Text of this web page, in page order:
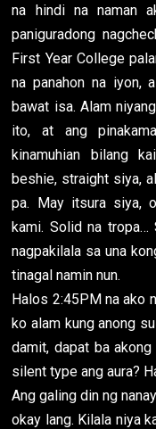
na hindi na naman
paniguradong
First Year College
na panahon na iyon,
bawat isa. Alam
ito, at ang
kinamuhian bilang
beshie, straight siya,
pa. May itsura siya,
kami. Solid na tropa…
nagpakilala sa una
tinagal namin nun.
Halos 2:45PM na ako
ko alam kung anong
damit, dapat ba
silent type ang aura?
Ang galing din ng
okay lang. Kilala niya